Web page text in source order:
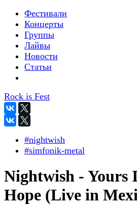
Фестивали
Концерты
Группы
Лайвы
Новости
Статьи
Rock is Fest
#nightwish
#simfonik-metal
Nightwish - Yours
Hope (Live in